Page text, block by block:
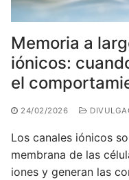
Memoria a
iónicos:
el
24/02/2026
Los canales iónicos
membrana de las
iones y generan las